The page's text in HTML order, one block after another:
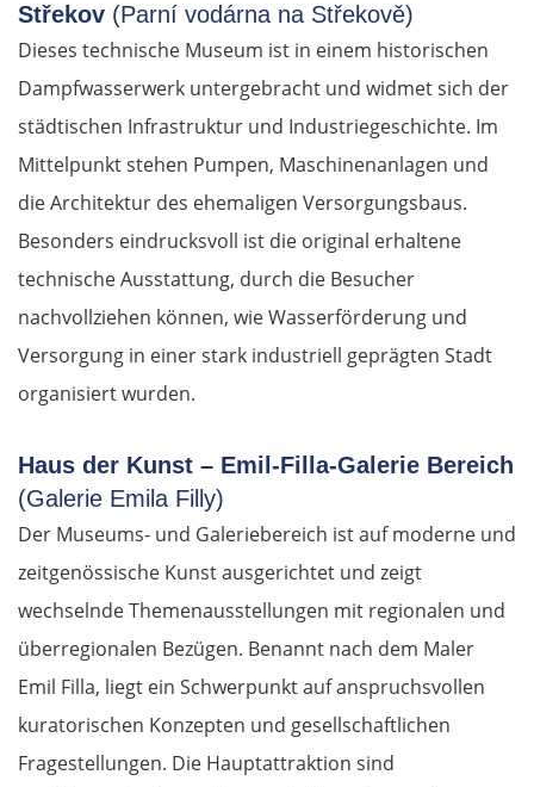
Střekov (Parní vodárna na Střekově)
Dieses technische Museum ist in einem historischen
Dampfwasserwerk untergebracht und widmet sich der
städtischen Infrastruktur und Industriegeschichte. Im
Mittelpunkt stehen Pumpen, Maschinenanlagen und
die Architektur des ehemaligen Versorgungsbaus.
Besonders eindrucksvoll ist die original erhaltene
technische Ausstattung, durch die Besucher
nachvollziehen können, wie Wasserförderung und
Versorgung in einer stark industriell geprägten Stadt
organisiert wurden.
Haus der Kunst – Emil-Filla-Galerie Bereich
(Galerie Emila Filly)
Der Museums- und Galeriebereich ist auf moderne und
zeitgenössische Kunst ausgerichtet und zeigt
wechselnde Themenausstellungen mit regionalen und
überregionalen Bezügen. Benannt nach dem Maler
Emil Filla, liegt ein Schwerpunkt auf anspruchsvollen
kuratorischen Konzepten und gesellschaftlichen
Fragestellungen. Die Hauptattraktion sind